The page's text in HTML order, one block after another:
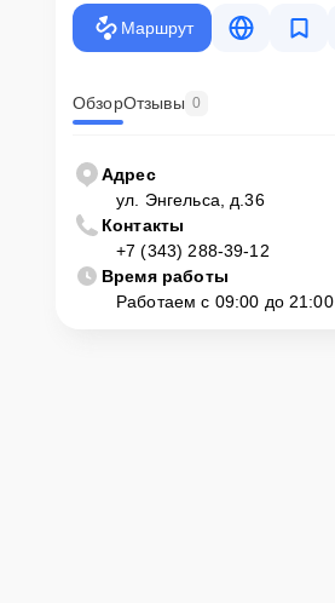
Маршрут
ОбзорОтзывы 0
Адрес
ул. Энгельса, д.36
Контакты
+7 (343) 288-39-12
Время работы
Работаем с 09:00 до 21:00